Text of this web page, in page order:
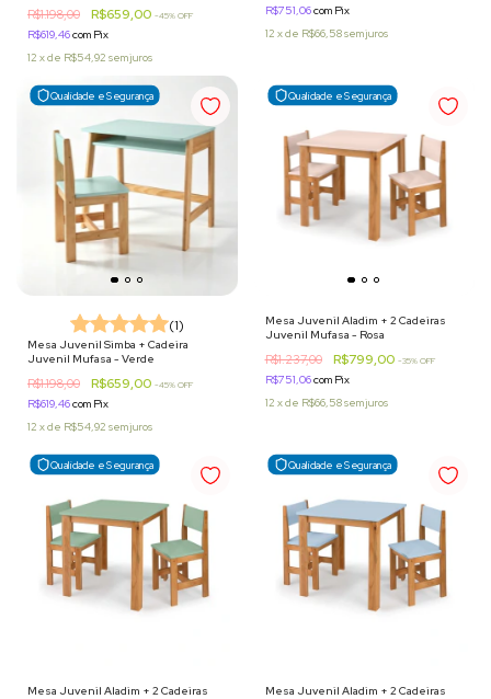
R$1.198,00 R$659,00 -45% OFF
R$619,46com Pix
12 xde R$54,92 sem juros
R$751,06com Pix
12 xde R$66,58sem juros
Qualidade e Segurança
(1)
Mesa Juvenil Simba + Cadeira
Juvenil Mufasa - Verde
R$1.198,00 R$659,00 -45% OFF
R$619,46com Pix
12 xde R$54,92 sem juros
Qualidade e Segurança
Mesa Juvenil Aladim + 2 Cadeiras
Juvenil Mufasa - Rosa
R$1.237,00 R$799,00 -35% OFF
R$751,06com Pix
12 xde R$66,58sem juros
Qualidade e Segurança
Mesa Juvenil Aladim + 2 Cadeiras
Qualidade e Segurança
Mesa Juvenil Aladim + 2 Cadeiras